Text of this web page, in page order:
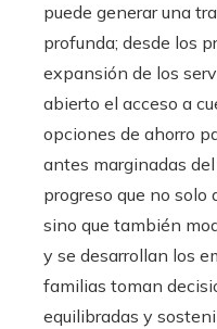
puede generar una
profunda; desde los
expansión de los
abierto el acceso a
opciones de ahorro
antes marginadas
progreso que no solo
sino que también
y se desarrollan los
familias toman
equilibradas y